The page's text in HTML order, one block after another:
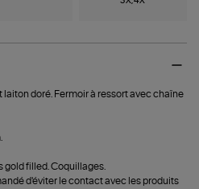
doré. Fermoir à ressort avec chaîne
gold filled. Coquillages.
d'éviter le contact avec les produits